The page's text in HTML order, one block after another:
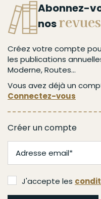
Abonnez-
nosrevues
Créez votre compte
les publications
Moderne, Routes...
Vous avez déjà un
Connectez-vous
Créer un compte
J'accepte les